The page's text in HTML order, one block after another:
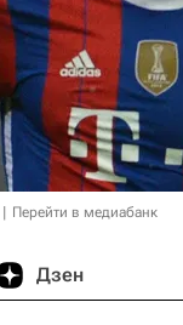
Перейти в медиабанк
Дзен